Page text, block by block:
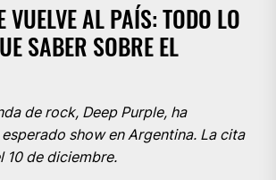
VUELVE AL PAÍS: TODO LO
SABER SOBRE EL
de rock, Deep Purple, ha
show en Argentina. La cita
10 de diciembre.